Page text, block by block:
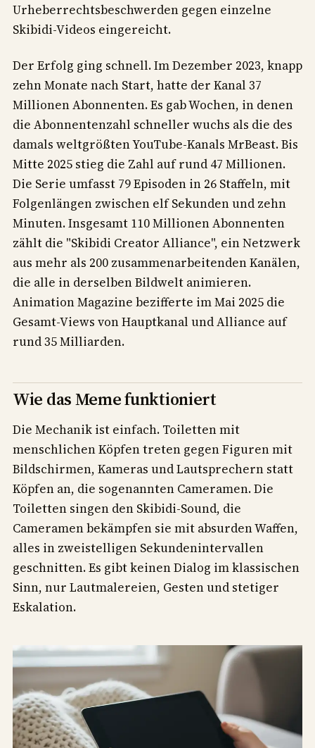
Urheberrechtsbeschwerden gegen einzelne
Skibidi-Videos eingereicht.
Der Erfolg ging schnell. Im Dezember 2023, knapp
zehn Monate nach Start, hatte der Kanal 37
Millionen Abonnenten. Es gab Wochen, in denen
die Abonnentenzahl schneller wuchs als die des
damals weltgrößten YouTube-Kanals MrBeast. Bis
Mitte 2025 stieg die Zahl auf rund 47 Millionen.
Die Serie umfasst 79 Episoden in 26 Staffeln, mit
Folgenlängen zwischen elf Sekunden und zehn
Minuten. Insgesamt 110 Millionen Abonnenten
zählt die "Skibidi Creator Alliance", ein Netzwerk
aus mehr als 200 zusammenarbeitenden Kanälen,
die alle in derselben Bildwelt animieren.
Animation Magazine bezifferte im Mai 2025 die
Gesamt-Views von Hauptkanal und Alliance auf
rund 35 Milliarden.
Wie das Meme funktioniert
Die Mechanik ist einfach. Toiletten mit
menschlichen Köpfen treten gegen Figuren mit
Bildschirmen, Kameras und Lautsprechern statt
Köpfen an, die sogenannten Cameramen. Die
Toiletten singen den Skibidi-Sound, die
Cameramen bekämpfen sie mit absurden Waffen,
alles in zweistelligen Sekundenintervallen
geschnitten. Es gibt keinen Dialog im klassischen
Sinn, nur Lautmalereien, Gesten und stetiger
Eskalation.